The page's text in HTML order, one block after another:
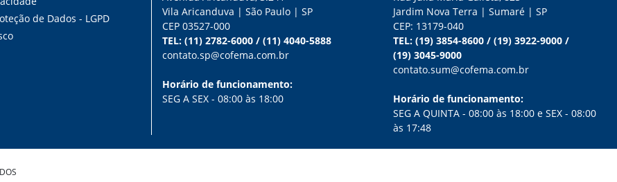
de Dados - LGPD
Vila Aricanduva | São Paulo | SP
CEP 03527-000
TEL: (11) 2782-6000 / (11) 4040-5888
contato.sp@cofema.com.br
Horário de funcionamento:
SEG A SEX - 08:00 às 18:00
Jardim Nova Terra | Sumaré | SP
CEP: 13179-040
TEL: (19) 3854-8600 / (19) 3922-9000 /
(19) 3045-9000
contato.sum@cofema.com.br
Horário de funcionamento:
SEG A QUINTA - 08:00 às 18:00 e SEX - 08:00
às 17:48